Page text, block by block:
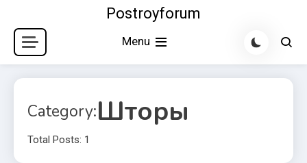
content
Postroyforum
Menu
Category:Шторы
Total Posts: 1